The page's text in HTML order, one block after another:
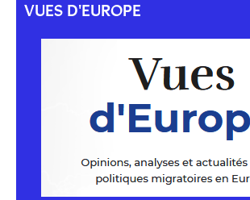
VUES D'EUROPE